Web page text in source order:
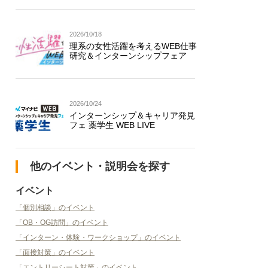
2026/10/18
理系の女性活躍を考えるWEB仕事
研究＆インターンシップフェア
2026/10/24
インターンシップ＆キャリア発見
フェ 薬学生 WEB LIVE
他のイベント・説明会を探す
イベント
「個別相談」のイベント
「OB・OG訪問」のイベント
「インターン・体験・ワークショップ」のイベント
「面接対策」のイベント